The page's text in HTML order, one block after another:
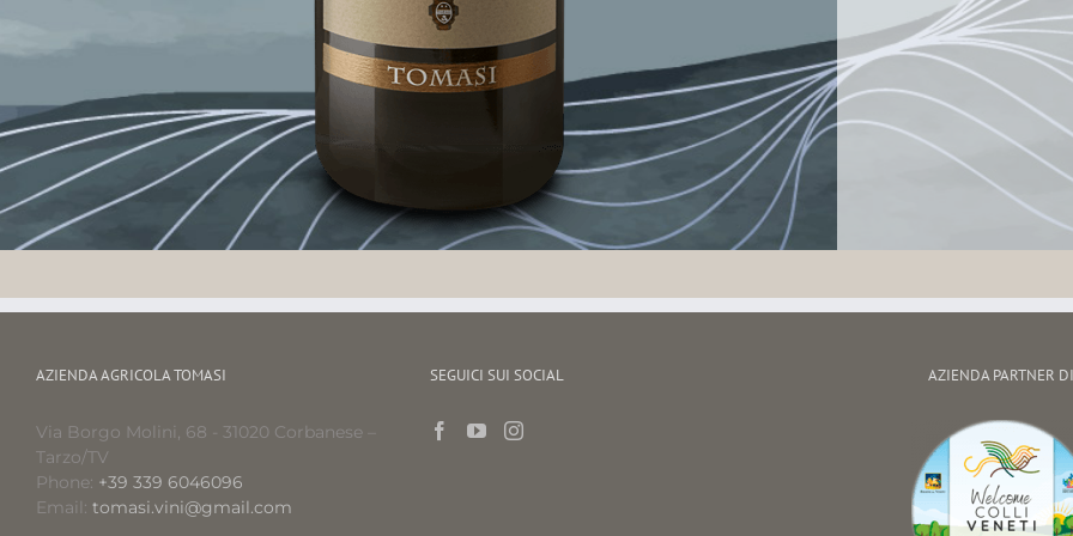
AZIENDA AGRICOLA TOMASI
Via Borgo Molini, 68 - 31020 Corbanese –
Tarzo/TV
Phone: +39 339 6046096
Email: tomasi.vini@gmail.com
SEGUICI SUI SOCIAL AZIENDA PARTNER